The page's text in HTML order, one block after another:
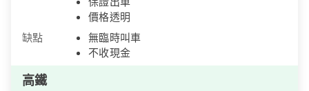
價格透明
缺點
無臨時叫車
不收現金
高鐵